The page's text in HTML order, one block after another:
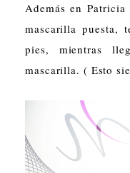
Además en
mascarilla puesta,
pies, mientras
mascarilla. ( Esto